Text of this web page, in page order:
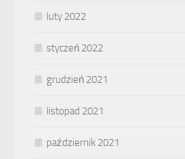
luty 2022
styczeń 2022
grudzień 2021
listopad 2021
październik 2021